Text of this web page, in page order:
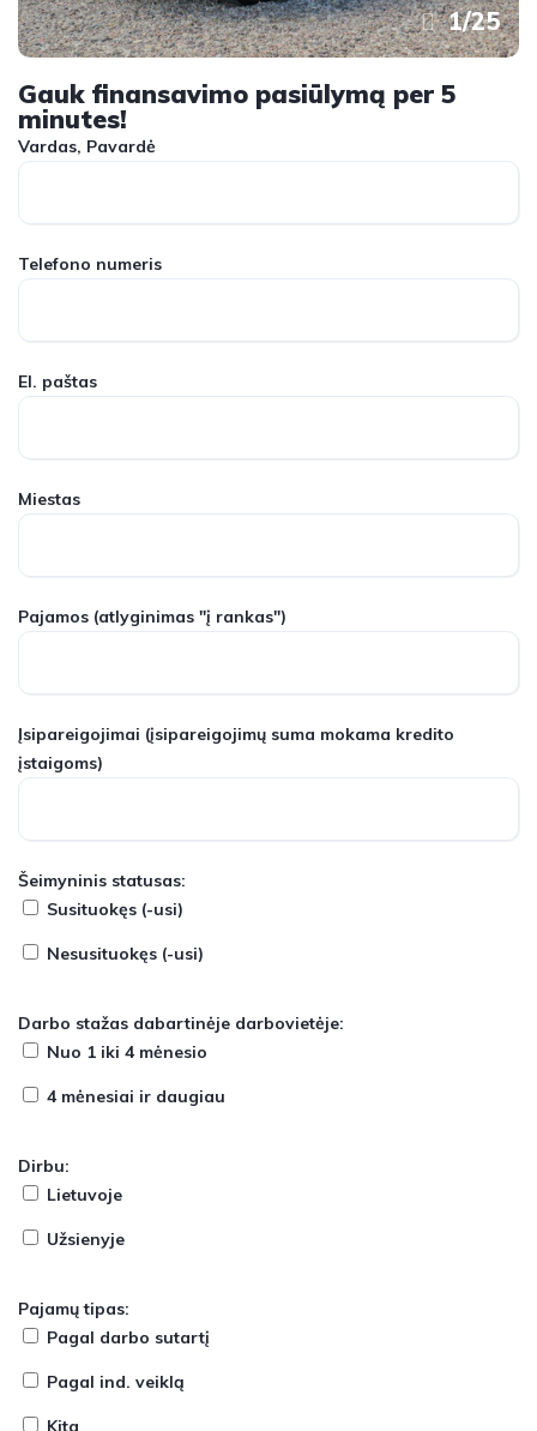
1/25
Gauk finansavimo pasiūlymą per 5
minutes!
Vardas, Pavardė
Telefono numeris
El. paštas
Miestas
Pajamos (atlyginimas "į rankas")
Įsipareigojimai (įsipareigojimų suma mokama kredito
įstaigoms)
Šeimyninis statusas:
Susituokęs (-usi)
Nesusituokęs (-usi)
Darbo stažas dabartinėje darbovietėje:
Nuo 1 iki 4 mėnesio
4 mėnesiai ir daugiau
Dirbu:
Lietuvoje
Užsienyje
Pajamų tipas:
Pagal darbo sutartį
Pagal ind. veiklą
Kita